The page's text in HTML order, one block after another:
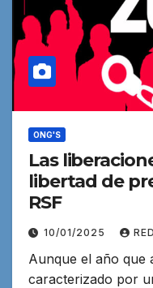
ONG'S
Las
libertad de
RSF
10/01/2025
Aunque el año que
caracterizado por